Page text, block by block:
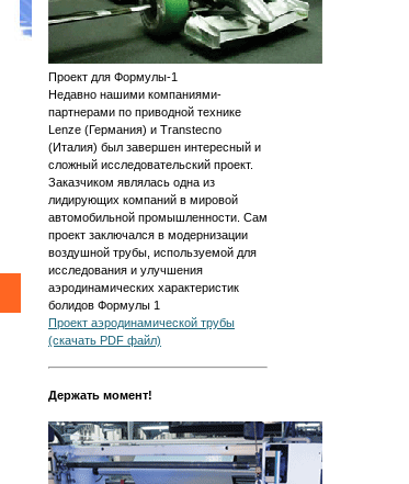
Проект для Формулы-1
Недавно нашими компаниями-
партнерами по приводной технике
Lenze (Германия) и Transtecno
(Италия) был завершен интересный и
сложный исследовательский проект.
Заказчиком являлась одна из
лидирующих компаний в мировой
автомобильной промышленности. Сам
проект заключался в модернизации
воздушной трубы, используемой для
исследования и улучшения
аэродинамических характеристик
болидов Формулы 1
Проект аэродинамической трубы
(скачать PDF файл)
Держать момент!